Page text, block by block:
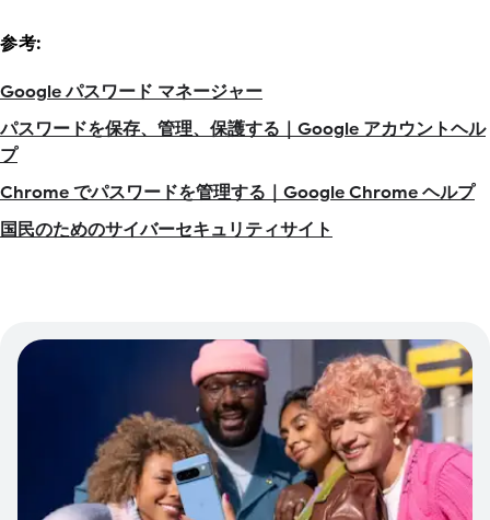
参考:
Google パスワード マネージャー
パスワードを保存、管理、保護する｜Google アカウントヘル
プ
Chrome でパスワードを管理する｜Google Chrome ヘルプ
国民のためのサイバーセキュリティサイト